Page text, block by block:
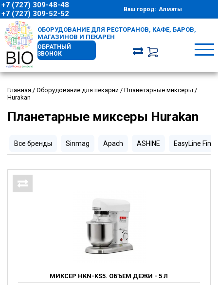
+7 (727) 309-48-48
+7 (727) 309-52-52
Ваш город: Алматы
ОБОРУДОВАНИЕ ДЛЯ РЕСТОРАНОВ, КАФЕ, БАРОВ,
МАГАЗИНОВ И ПЕКАРЕН
ОБРАТНЫЙ
ЗВОНОК
Главная / Оборудование для пекарни / Планетарные миксеры /
Hurakan
Планетарные миксеры Hurakan
Все бренды Sinmag Apach ASHINE EasyLine
МИКСЕР HKN-KS5. ОБЪЕМ ДЕЖИ - 5 Л